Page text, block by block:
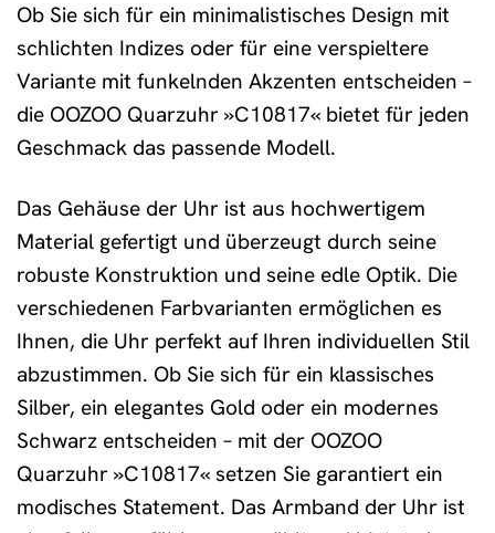
Ob Sie sich für ein minimalistisches Design mit
schlichten Indizes oder für eine verspieltere
Variante mit funkelnden Akzenten entscheiden –
die OOZOO Quarzuhr »C10817« bietet für jeden
Geschmack das passende Modell.
Das Gehäuse der Uhr ist aus hochwertigem
Material gefertigt und überzeugt durch seine
robuste Konstruktion und seine edle Optik. Die
verschiedenen Farbvarianten ermöglichen es
Ihnen, die Uhr perfekt auf Ihren individuellen Stil
abzustimmen. Ob Sie sich für ein klassisches
Silber, ein elegantes Gold oder ein modernes
Schwarz entscheiden – mit der OOZOO
Quarzuhr »C10817« setzen Sie garantiert ein
modisches Statement. Das Armband der Uhr ist